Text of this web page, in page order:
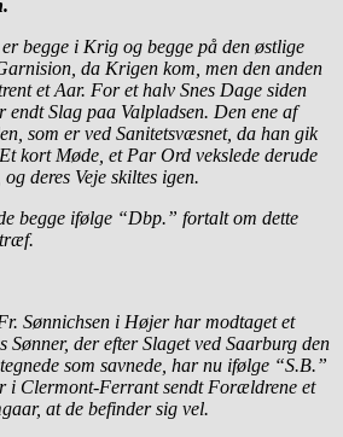
begge i Krig og begge på den østlige
da Krigen kom, men den anden
et Aar. For et halv Snes Dage siden
endt Slag paa Valpladsen. Den ene af
som er ved Sanitetsvæsnet, da han gik
kort Møde, et Par Ord vekslede derude
deres Veje skiltes igen.
begge ifølge “Dbp.” fortalt om dette
Sønnichsen i Højer har modtaget et
der efter Slaget ved Saarburg den
som savnede, har nu ifølge “S.B.”
i Clermont-Ferrant sendt Forældrene et
at de befinder sig vel.